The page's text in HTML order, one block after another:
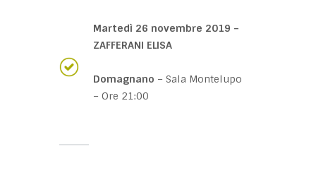
Martedì 26 novembre 2019 –
ZAFFERANI ELISA
Domagnano – Sala Montelupo
– Ore 21:00